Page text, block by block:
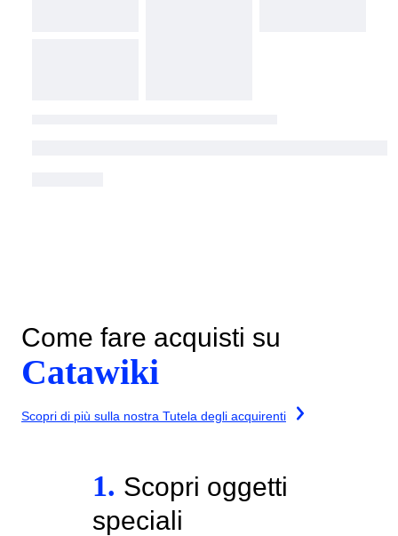
Come fare acquisti su
Catawiki
Scopri di più sulla nostra Tutela degli acquirenti
1. Scopri oggetti
speciali